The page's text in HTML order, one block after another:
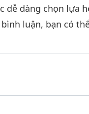
dễ dàng chọn lựa
luận, bạn có